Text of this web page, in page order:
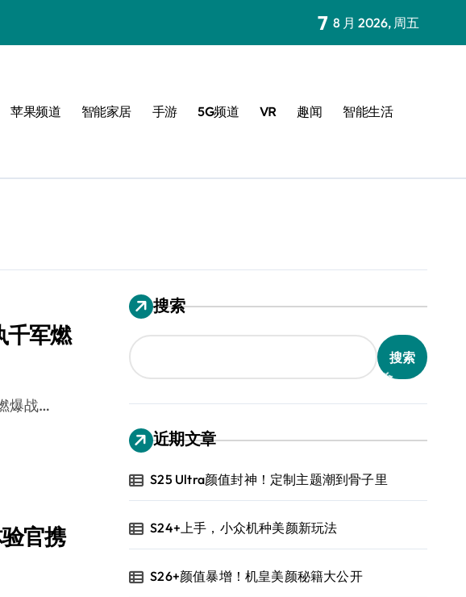
7 8 月 2026, 周五
苹果频道 智能家居 手游 5G频道 VR 趣闻 智能生活
千军燃
爆战…
官携
搜索
搜索
近期文章
S25 Ultra颜值封神！定制主题潮到骨子里
S24+上手，小众机种美颜新玩法
S26+颜值暴增！机皇美颜秘籍大公开